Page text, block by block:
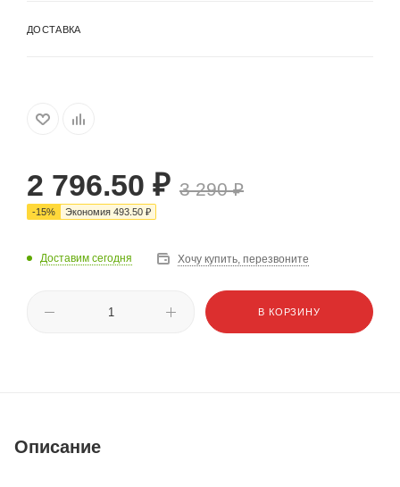
ДОСТАВКА
2 796.50 ₽ 3 290₽
-15% Экономия 493.50 ₽
Доставим сегодня Хочу купить, перезвоните
В КОРЗИНУ
Описание